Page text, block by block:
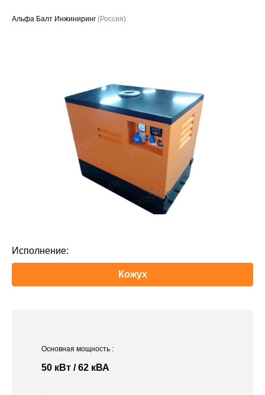
Альфа Балт Инжиниринг (Россия)
Исполнение:
Кожух
Основная мощность :
50 кВт / 62 кВА